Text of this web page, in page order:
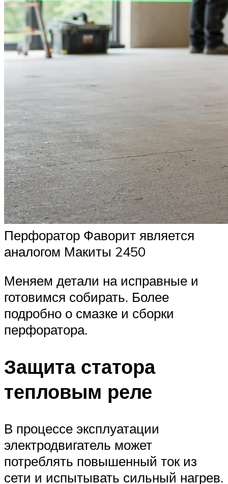
Перфоратор Фаворит является
аналогом Макиты 2450
Меняем детали на исправные и
готовимся собирать. Более
подробно о смазке и сборки
перфоратора.
Защита статора
тепловым реле
В процессе эксплуатации
электродвигатель может
потреблять повышенный ток из
сети и испытывать сильный нагрев.